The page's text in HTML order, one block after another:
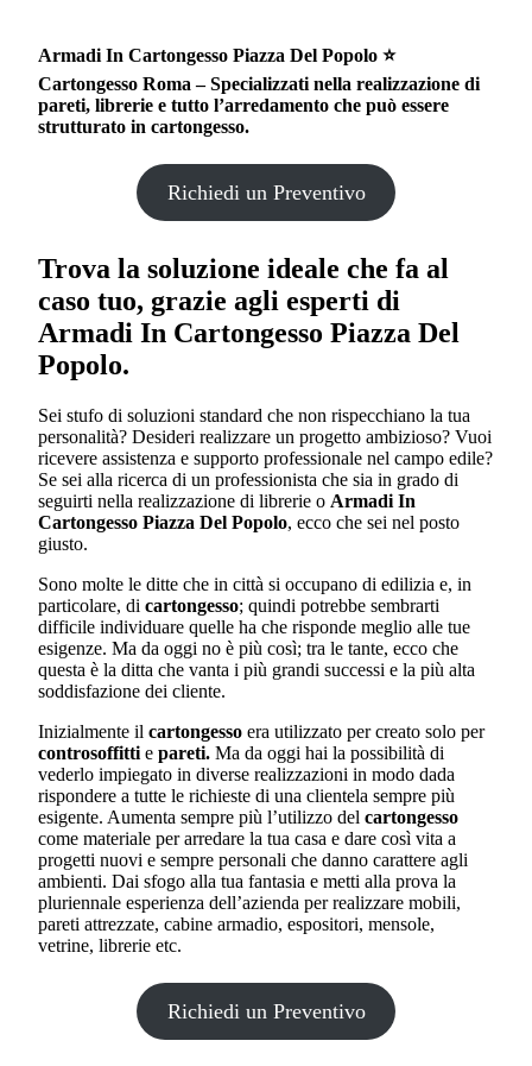
Armadi In Cartongesso Piazza Del Popolo ⭐
Cartongesso Roma – Specializzati nella realizzazione di
pareti, librerie e tutto l’arredamento che può essere
strutturato in cartongesso.
Richiedi un Preventivo
Trova la soluzione ideale che fa al
caso tuo, grazie agli esperti di
Armadi In Cartongesso Piazza Del
Popolo.
Sei stufo di soluzioni standard che non rispecchiano la tua
personalità? Desideri realizzare un progetto ambizioso? Vuoi
ricevere assistenza e supporto professionale nel campo edile?
Se sei alla ricerca di un professionista che sia in grado di
seguirti nella realizzazione di librerie o Armadi In
Cartongesso Piazza Del Popolo, ecco che sei nel posto
giusto.
Sono molte le ditte che in città si occupano di edilizia e, in
particolare, di cartongesso; quindi potrebbe sembrarti
difficile individuare quelle ha che risponde meglio alle tue
esigenze. Ma da oggi no è più così; tra le tante, ecco che
questa è la ditta che vanta i più grandi successi e la più alta
soddisfazione dei cliente.
Inizialmente il cartongesso era utilizzato per creato solo per
controsoffitti e pareti. Ma da oggi hai la possibilità di
vederlo impiegato in diverse realizzazioni in modo dada
rispondere a tutte le richieste di una clientela sempre più
esigente. Aumenta sempre più l’utilizzo del cartongesso
come materiale per arredare la tua casa e dare così vita a
progetti nuovi e sempre personali che danno carattere agli
ambienti. Dai sfogo alla tua fantasia e metti alla prova la
pluriennale esperienza dell’azienda per realizzare mobili,
pareti attrezzate, cabine armadio, espositori, mensole,
vetrine, librerie etc.
Richiedi un Preventivo